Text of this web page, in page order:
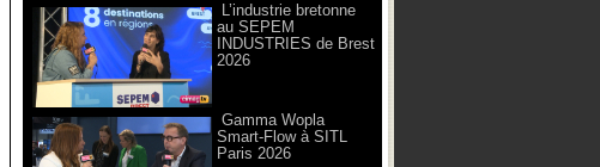
L’industrie bretonne
au SEPEM
INDUSTRIES de Brest
2026
Gamma Wopla
Smart-Flow à SITL
Paris 2026